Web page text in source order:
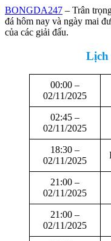
BONGDA247 – Trân
đá hôm nay và ngày mai
của các giải đấu.
Lịch
00:00 –
02/11/2025
02:45 –
02/11/2025
18:30 –
02/11/2025
21:00 –
02/11/2025
21:00 –
02/11/2025